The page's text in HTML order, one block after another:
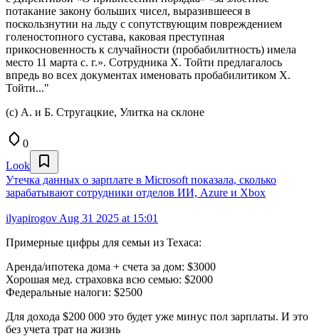
потакание закону больших чисел, выразившееся в
поскользнутии на льду с сопутствующим повреждением
голеностопного сустава, каковая преступная
прикосновенность к случайности (пробабилитность) имела
место 11 марта с. г.». Сотрудника Х. Тойти предлагалось
впредь во всех документах именовать пробабилитиком Х.
Тойти..."
(c) А. и Б. Стругацкие, Улитка на склоне
0
Look
Утечка данных о зарплате в Microsoft показала, сколько
зарабатывают сотрудники отделов ИИ, Azure и Xbox
ilyapirogov Aug 31 2025 at 15:01
Примерные цифры для семьи из Техаса:
Аренда/ипотека дома + счета за дом: $3000
Хорошая мед. страховка всю семью: $2000
Федеральные налоги: $2500
Для дохода $200 000 это будет уже минус пол зарплаты. И это
без учета трат на жизнь